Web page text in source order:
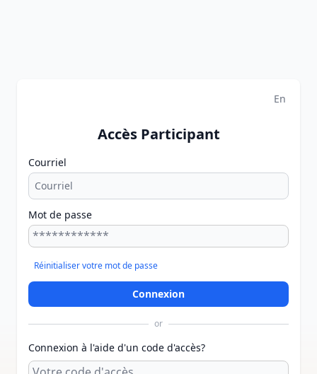
En
Accès Participant
Courriel
Mot de passe
Réinitialiser votre mot de passe
or
Connexion à l'aide d'un code d'accès?